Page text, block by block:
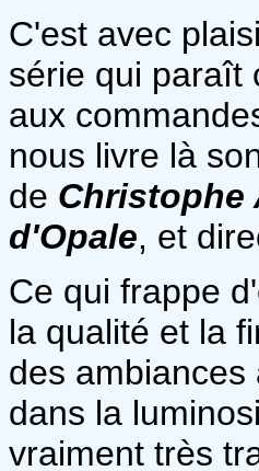
C'est avec
série qui paraît
aux
nous livre là
de Christophe
d'Opale, et
Ce qui frappe
la qualité et la
des
dans la
vraiment très